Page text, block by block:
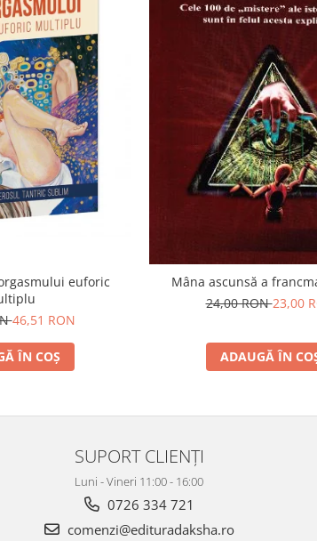
euforic
46,51 RON
ÎN COȘ
Mâna ascunsă a
24,00 RON23,00
ADAUGĂ ÎN
SUPORT CLIENȚI
Luni - Vineri 11:00 - 16:00
0726 334 721
comenzi@edituradaksha.ro